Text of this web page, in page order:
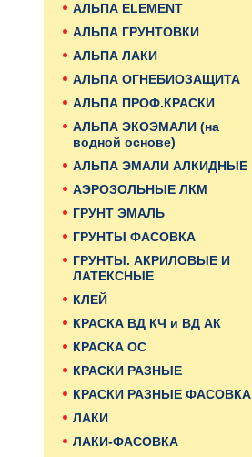
АЛЬПА ELEMENT
АЛЬПА ГРУНТОВКИ
АЛЬПА ЛАКИ
АЛЬПА ОГНЕБИОЗАЩИТА
АЛЬПА ПРОФ.КРАСКИ
АЛЬПА ЭКОЭМАЛИ (на
водной основе)
АЛЬПА ЭМАЛИ АЛКИДНЫЕ
АЭРОЗОЛЬНЫЕ ЛКМ
ГРУНТ ЭМАЛЬ
ГРУНТЫ ФАСОВКА
ГРУНТЫ. АКРИЛОВЫЕ И
ЛАТЕКСНЫЕ
КЛЕЙ
КРАСКА ВД КЧ и ВД АК
КРАСКА ОС
КРАСКИ РАЗНЫЕ
КРАСКИ РАЗНЫЕ ФАСОВКА
ЛАКИ
ЛАКИ-ФАСОВКА